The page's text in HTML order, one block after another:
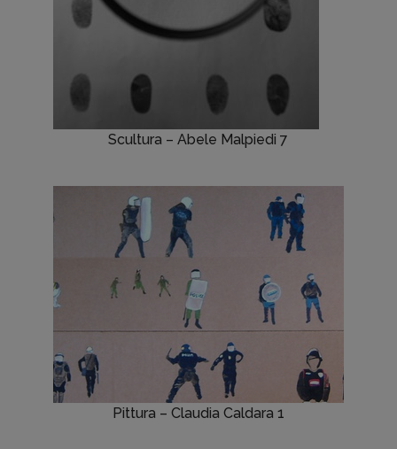
Scultura – Abele Malpiedi 7
Pittura – Claudia Caldara 1